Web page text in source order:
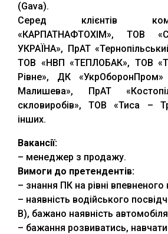
(Gava).
Серед клієнтів
«КАРПАТНАФТОХІМ», ТОВ
УКРАЇНА», ПрАТ
ТОВ «НВП «ТЕПЛОБАК», ТОВ
Рівне», ДК
Малишева», ПрАТ
скловиробів», ТОВ «Тиса –
інших.
Вакансії:
– менеджер з продажу.
Вимоги до претендентів:
– знання ПК на рівні впевненого
– наявність водійського
В), бажано наявність
– бажання розвиватись,